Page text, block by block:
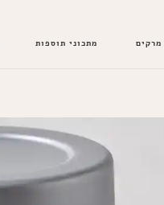
מרקים מתכוני תוספות